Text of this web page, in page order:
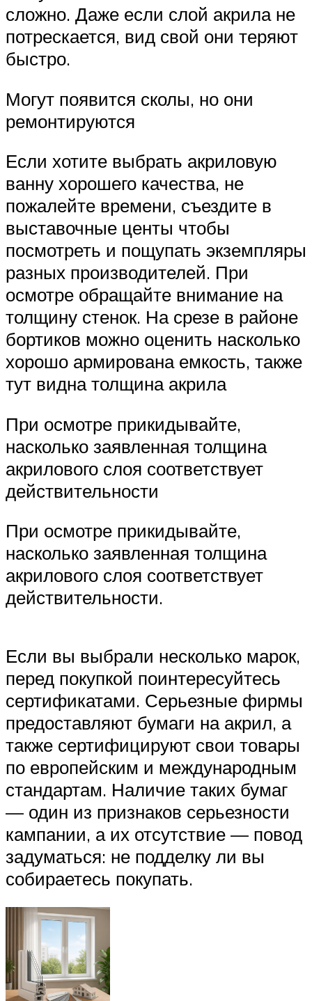
сложно. Даже если слой акрила не
потрескается, вид свой они теряют
быстро.
Могут появится сколы, но они
ремонтируются
Если хотите выбрать акриловую
ванну хорошего качества, не
пожалейте времени, съездите в
выставочные центы чтобы
посмотреть и пощупать экземпляры
разных производителей. При
осмотре обращайте внимание на
толщину стенок. На срезе в районе
бортиков можно оценить насколько
хорошо армирована емкость, также
тут видна толщина акрила
При осмотре прикидывайте,
насколько заявленная толщина
акрилового слоя соответствует
действительности
При осмотре прикидывайте,
насколько заявленная толщина
акрилового слоя соответствует
действительности.
Если вы выбрали несколько марок,
перед покупкой поинтересуйтесь
сертификатами. Серьезные фирмы
предоставляют бумаги на акрил, а
также сертифицируют свои товары
по европейским и международным
стандартам. Наличие таких бумаг
— один из признаков серьезности
кампании, а их отсутствие — повод
задуматься: не подделку ли вы
собираетесь покупать.